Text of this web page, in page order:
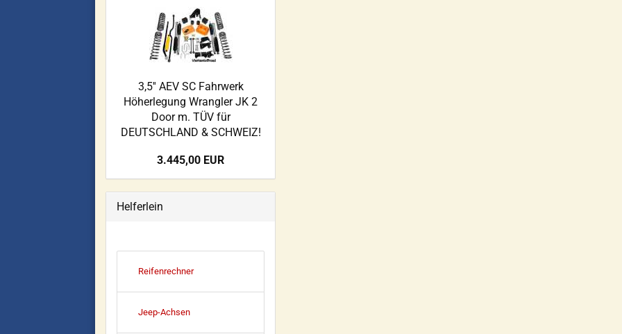
3,5'' AEV SC Fahrwerk
Höherlegung Wrangler JK 2
Door m. TÜV für
DEUTSCHLAND & SCHWEIZ!
3.445,00 EUR
Helferlein
Reifenrechner
Jeep-Achsen